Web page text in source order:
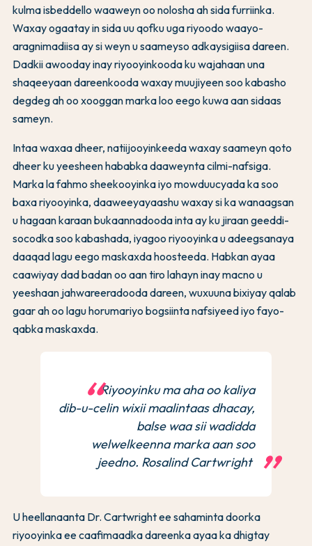
kulma isbeddello waaweyn oo nolosha ah sida furriinka.
Waxay ogaatay in sida uu qofku uga riyoodo waayo-
aragnimadiisa ay si weyn u saameyso adkaysigiisa dareen.
Dadkii awooday inay riyooyinkooda ku wajahaan una
shaqeeyaan dareenkooda waxay muujiyeen soo kabasho
degdeg ah oo xooggan marka loo eego kuwa aan sidaas
sameyn.
Intaa waxaa dheer, natiijooyinkeeda waxay saameyn qoto
dheer ku yeesheen hababka daaweynta cilmi-nafsiga.
Marka la fahmo sheekooyinka iyo mowduucyada ka soo
baxa riyooyinka, daaweeyayaashu waxay si ka wanaagsan
u hagaan karaan bukaannadooda inta ay ku jiraan geeddi-
socodka soo kabashada, iyagoo riyooyinka u adeegsanaya
daaqad lagu eego maskaxda hoosteeda. Habkan ayaa
caawiyay dad badan oo aan tiro lahayn inay macno u
yeeshaan jahwareeradooda dareen, wuxuuna bixiyay qalab
gaar ah oo lagu horumariyo bogsiinta nafsiyeed iyo fayo-
qabka maskaxda.
Riyooyinku ma aha oo kaliya
dib-u-celin wixii maalintaas dhacay,
balse waa sii wadidda
welwelkeenna marka aan soo
jeedno. Rosalind Cartwright
U heellanaanta Dr. Cartwright ee sahaminta doorka
riyooyinka ee caafimaadka dareenka ayaa ka dhigtay